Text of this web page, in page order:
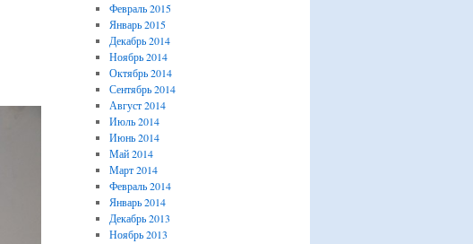
Февраль 2015
Январь 2015
Декабрь 2014
Ноябрь 2014
Октябрь 2014
Сентябрь 2014
Август 2014
Июль 2014
Июнь 2014
Май 2014
Март 2014
Февраль 2014
Январь 2014
Декабрь 2013
Ноябрь 2013